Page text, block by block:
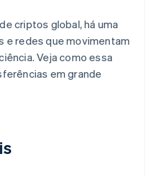
criptos global, há uma
e redes que movimentam
Veja como essa
em grande